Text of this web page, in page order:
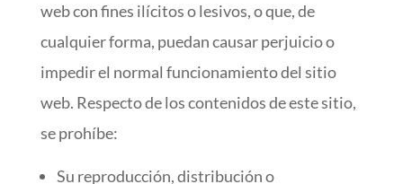
web con fines ilícitos o lesivos, o que, de
cualquier forma, puedan causar perjuicio o
impedir el normal funcionamiento del sitio
web. Respecto de los contenidos de este sitio,
se prohíbe:
Su reproducción, distribución o